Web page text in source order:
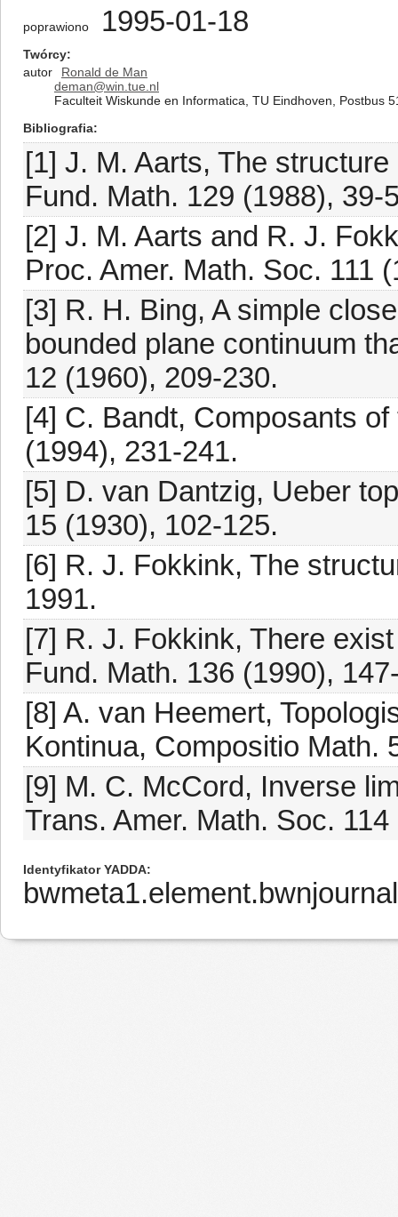
poprawiono 1995-01-18
Twórcy
autor
Ronald de Man
deman@win.tue.nl
Faculteit Wiskunde en Informatica, TU Eindhoven, Postbus
Bibliografia
[1] J. M. Aarts, The
Fund. Math. 129 (1988), 39-
[2] J. M. Aarts and R. J.
Proc. Amer. Math. Soc. 111
[3] R. H. Bing, A simple
bounded plane continuum
12 (1960), 209-230.
[4] C. Bandt, Composants
(1994), 231-241.
[5] D. van Dantzig, Ueber
15 (1930), 102-125.
[6] R. J. Fokkink, The
1991.
[7] R. J. Fokkink, There
Fund. Math. 136 (1990),
[8] A. van Heemert,
Kontinua, Compositio Math.
[9] M. C. McCord, Inverse
Trans. Amer. Math. Soc.
Identyfikator YADDA